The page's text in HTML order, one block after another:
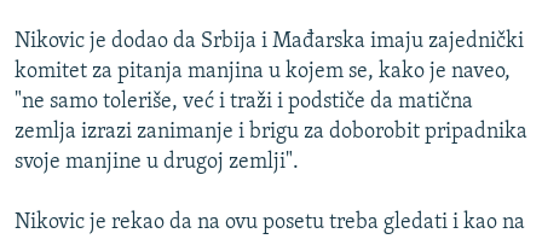
Nikovic je dodao da Srbija i Mađarska imaju zajednički
komitet za pitanja manjina u kojem se, kako je naveo,
"ne samo toleriše, već i traži i podstiče da matična
zemlja izrazi zanimanje i brigu za doborobit pripadnika
svoje manjine u drugoj zemlji".
Nikovic je rekao da na ovu posetu treba gledati i kao na